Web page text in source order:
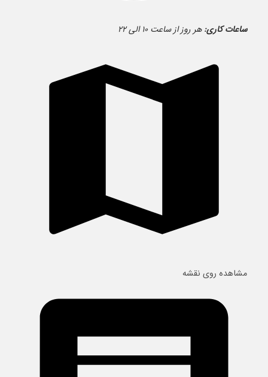
ساعات کاری: هر روز از ساعت ۱۰ الی ۲۲
مشاهده روی نقشه